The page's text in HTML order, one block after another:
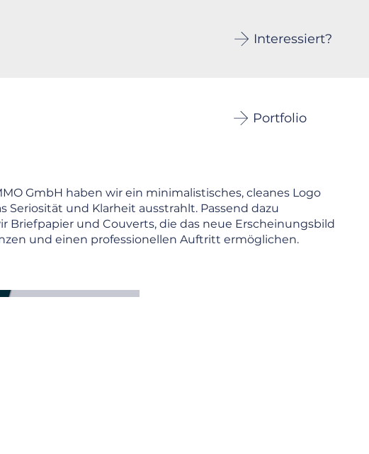
GmbH haben wir ein minimalistisches, cleanes Logo
Seriosität und Klarheit ausstrahlt. Passend dazu
Briefpapier und Couverts, die das neue Erscheinungsbild
und einen professionellen Auftritt ermöglichen.
Portfolio
Interessiert?